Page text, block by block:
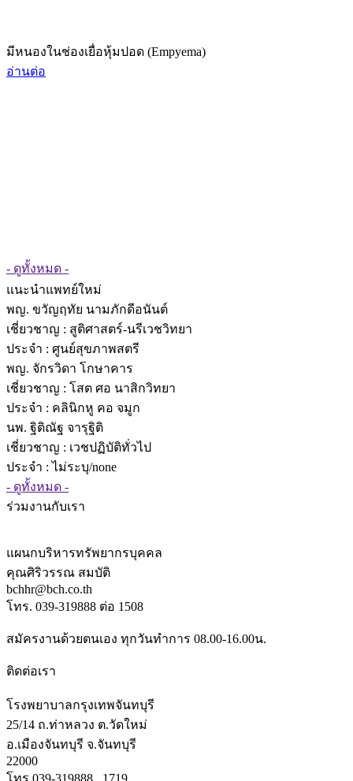
มีหนองในช่องเยื่อหุ้มปอด (Empyema)
อ่านต่อ
- ดูทั้งหมด -
แนะนำแพทย์ใหม่
พญ. ขวัญฤทัย นามภักดีอนันต์
เชี่ยวชาญ : สูติศาสตร์-นรีเวชวิทยา
ประจำ : ศูนย์สุขภาพสตรี
พญ. จักรวิดา โกษาคาร
เชี่ยวชาญ : โสต ศอ นาสิกวิทยา
ประจำ : คลินิกหู คอ จมูก
นพ. ฐิติณัฐ จารุฐิติ
เชี่ยวชาญ : เวชปฏิบัติทั่วไป
ประจำ : ไม่ระบุ/none
- ดูทั้งหมด -
ร่วมงานกับเรา
แผนกบริหารทรัพยากรบุคคล
คุณศิริวรรณ สมบัติ
bchhr@bch.co.th
โทร. 039-319888 ต่อ 1508
สมัครงานด้วยตนเอง ทุกวันทำการ 08.00-16.00น.
ติดต่อเรา
โรงพยาบาลกรุงเทพจันทบุรี
25/14 ถ.ท่าหลวง ต.วัดใหม่
อ.เมืองจันทบุรี จ.จันทบุรี
22000
โทร.039-319888 , 1719